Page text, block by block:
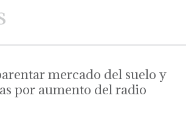
mercado del suelo y
por aumento del radio